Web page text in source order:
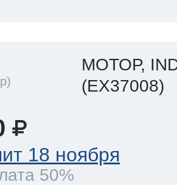
МОТОР,
(EX37008)
18 ноября
50%